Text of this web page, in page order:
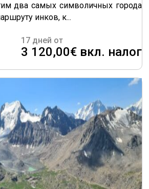
два самых символичных города
инков, к...
17 дней от
3 120,00€ вкл. налог